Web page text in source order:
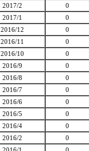
2017/2
0
2017/1
0
2016/12
0
2016/11
0
2016/10
0
2016/9
0
2016/8
0
2016/7
0
2016/6
0
2016/5
0
2016/4
0
2016/2
0